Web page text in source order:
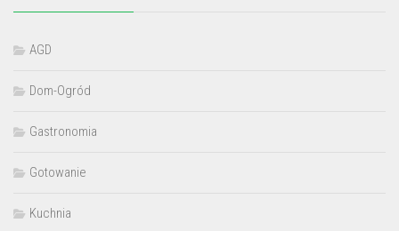
AGD
Dom-Ogród
Gastronomia
Gotowanie
Kuchnia